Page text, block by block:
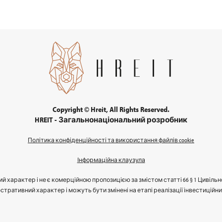
Copyright © Hreit, All Rights Reserved.
HREIT - Загальнонаціональний розробник
Політика конфіденційності та використання файлів cookie
Інформаційна клаузула
характер і не є комерційною пропозицією за змістом статті 66 § 1
характер і можуть бути змінені на етапі реалізації